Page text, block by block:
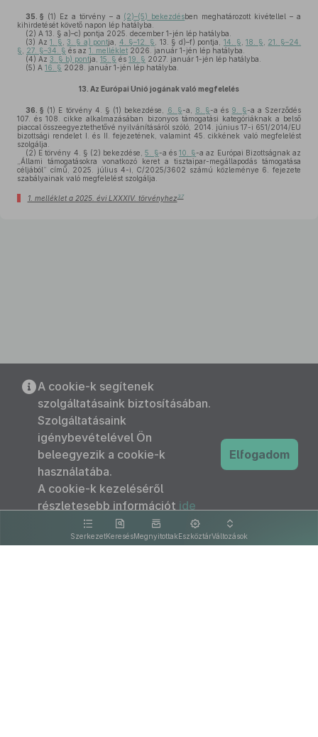
35. § (1) Ez a törvény – a (2)–(5) bekezdésben meghatározott kivétellel – a
kihirdetését követő napon lép hatályba.
(2) A 13. § a)–c) pontja 2025. december 1-jén lép hatályba.
(3) Az1. § ,3. § a) pontja, 4. §–12. § , 13. § d)–f) pontja,14. § ,18. §
21. §–24.
§
27. §–34. § és az 1. melléklet 2026. január 1-jén lép hatályba.
(4) Az 3. § b) pontja, 15. § és 19. § 2027. január 1-jén lép hatályba.
(5) A 16. § 2028. január 1-jén lép hatályba.
13. Az Európai Unió jogának való megfelelés
36. § (1) E törvény 4. § (1) bekezdése, 6. §-a, 8. §-a és 9. §-a a Szerződés
107. és 108. cikke alkalmazásában bizonyos támogatási kategóriáknak a belső
piaccal összeegyeztethetővé nyilvánításáról szóló, 2014. június 17-i 651/2014/EU
bizottsági rendelet I. és II. fejezetének, valamint 45. cikkének való megfelelést
szolgálja.
(2) E törvény 4. § (2) bekezdése,5. §-a és10. §-a az Európai Bizottságnak az
„Állami támogatásokra vonatkozó keret a tisztaipar-megállapodás támogatása
céljából” című, 2025. július 4-i, C/2025/3602 számú közleménye 6. fejezete
szabályainak való megfelelést szolgálja.
1. melléklet a 2025. évi LXXXIV. törvényhez37
SzerkezetKeresésMegnyitottakEszköztárVáltozások
A cookie-k segítenek
szolgáltatásaink biztosításában.
Szolgáltatásaink
igénybevételével Ön
beleegyezik a cookie-k
használatába.
A cookie-k kezeléséről
részletesebb információt ide
kattintva olvashat.
Elfogadom